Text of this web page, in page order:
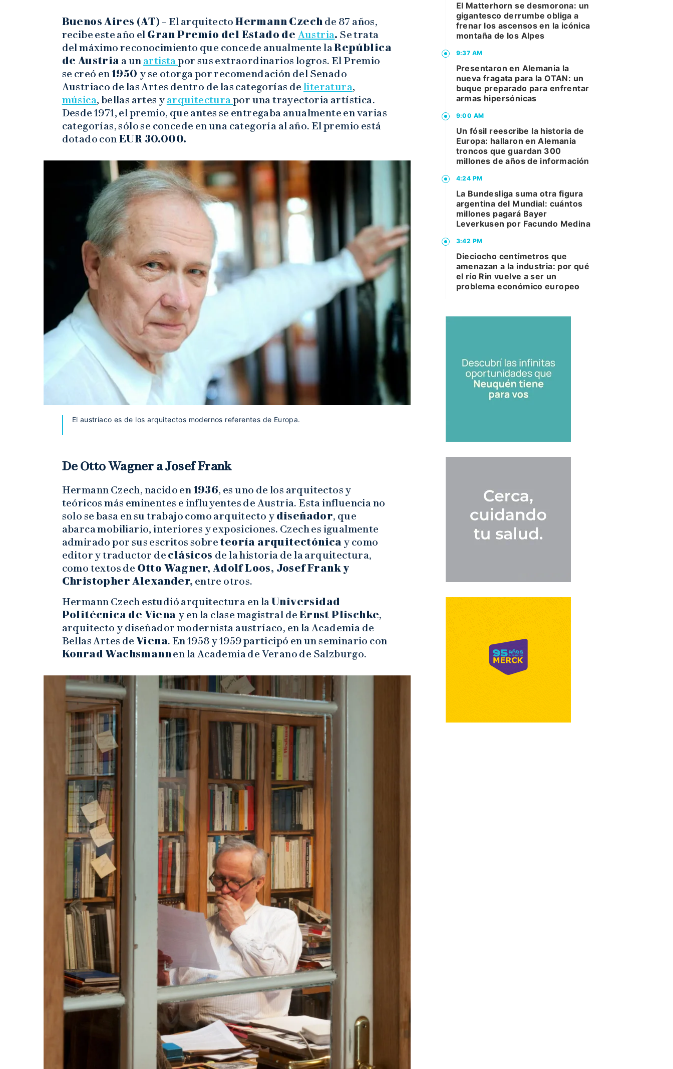
Buenos Aires (AT) – El arquitectoHermann Czech de 87 años,
recibe este año el Gran Premio del Estado de Austria. Se trata
del máximo reconocimiento que concede anualmente laRepública
de Austria a un artistapor sus extraordinarios logros. El Premio
se creó en 1950 y se otorga por recomendación del Senado
Austriaco de las Artes dentro de las categorías deliteratura,
música, bellas artes y arquitecturapor una trayectoria artística.
Desde 1971, el premio, que antes se entregaba anualmente en varias
categorías, sólo se concede en una categoría al año. El premio está
dotado con EUR 30.000.
El austríaco es de los arquitectos modernos referentes de Europa.
De Otto Wagner a Josef Frank
Hermann Czech, nacido en 1936, es uno de los arquitectos y
teóricos más eminentes e influyentes de Austria. Esta influencia no
solo se basa en su trabajo como arquitecto y diseñador, que
abarca mobiliario, interiores y exposiciones. Czech es igualmente
admirado por sus escritos sobreteoría arquitectónica y como
editor y traductor de clásicos de la historia de la arquitectura,
como textos de Otto Wagner, Adolf Loos, Josef Frank y
Christopher Alexander, entre otros.
Hermann Czech estudió arquitectura en laUniversidad
Politécnica de Viena y en la clase magistral de Ernst Plischke,
arquitecto y diseñador modernista austríaco, en la Academia de
Bellas Artes deViena. En 1958 y 1959 participó en un seminario con
Konrad Wachsmannen la Academia de Verano de Salzburgo.
El Matterhorn se desmorona: un
gigantesco derrumbe obliga a
frenar los ascensos en la icónica
montaña de los Alpes
9:37 AM
Presentaron en Alemania la
nueva fragata para la OTAN: un
buque preparado para enfrentar
armas hipersónicas
9:00 AM
Un fósil reescribe la historia de
Europa: hallaron en Alemania
troncos que guardan 300
millones de años de información
4:24 PM
La Bundesliga suma otra figura
argentina del Mundial: cuántos
millones pagará Bayer
Leverkusen por Facundo Medina
3:42 PM
Dieciocho centímetros que
amenazan a la industria: por qué
el río Rin vuelve a ser un
problema económico europeo